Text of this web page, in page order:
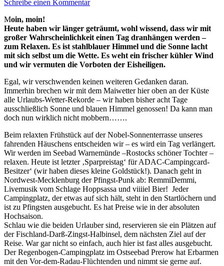
Schreibe einen Kommentar
Moin, moin!
Heute haben wir länger geträumt, wohl wissend, dass wir mit
großer Wahrscheinlichkeit einen Tag dranhängen werden –
zum Relaxen. Es ist stahlblauer Himmel und die Sonne lacht
mit sich selbst um die Wette. Es weht ein frischer kühler Wind
und wir vermuten die Vorboten der Eisheiligen.
Egal, wir verschwenden keinen weiteren Gedanken daran.
Immerhin brechen wir mit dem Maiwetter hier oben an der Küste
alle Urlaubs-Wetter-Rekorde – wir haben bisher acht Tage
ausschließlich Sonne und blauen Himmel genossen! Da kann man
doch nun wirklich nicht mobbern…….
Beim relaxten Frühstück auf der Nobel-Sonnenterrasse unseres
fahrenden Häuschens entscheiden wir – es wird ein Tag verlängert.
Wir werden im Seebad Warnemünde –Rostocks schöner Tochter –
relaxen. Heute ist letzter ‚Sparpreistag‘ für ADAC-Campingcard-
Besitzer‘ (wir haben dieses kleine Goldstück!). Danach geht in
Nordwest-Mecklenburg der Pfingst-Punk ab: RemmiDemmi,
Livemusik vom Schlage Hoppsassa und viiiiel Bier! Jeder
Campingplatz, der etwas auf sich hält, steht in den Startlöchern und
ist zu Pfingsten ausgebucht. Es hat Preise wie in der absoluten
Hochsaison.
Schlau wie die beiden Urlauber sind, reservieren sie ein Plätzen auf
der Fischland-Darß-Zingst-Halbinsel, dem nächsten Ziel auf der
Reise. War gar nicht so einfach, auch hier ist fast alles ausgebucht.
Der Regenbogen-Campingplatz im Ostseebad Prerow hat Erbarmen
mit den Vor-dem-Radau-Flüchtenden und nimmt sie gerne auf.